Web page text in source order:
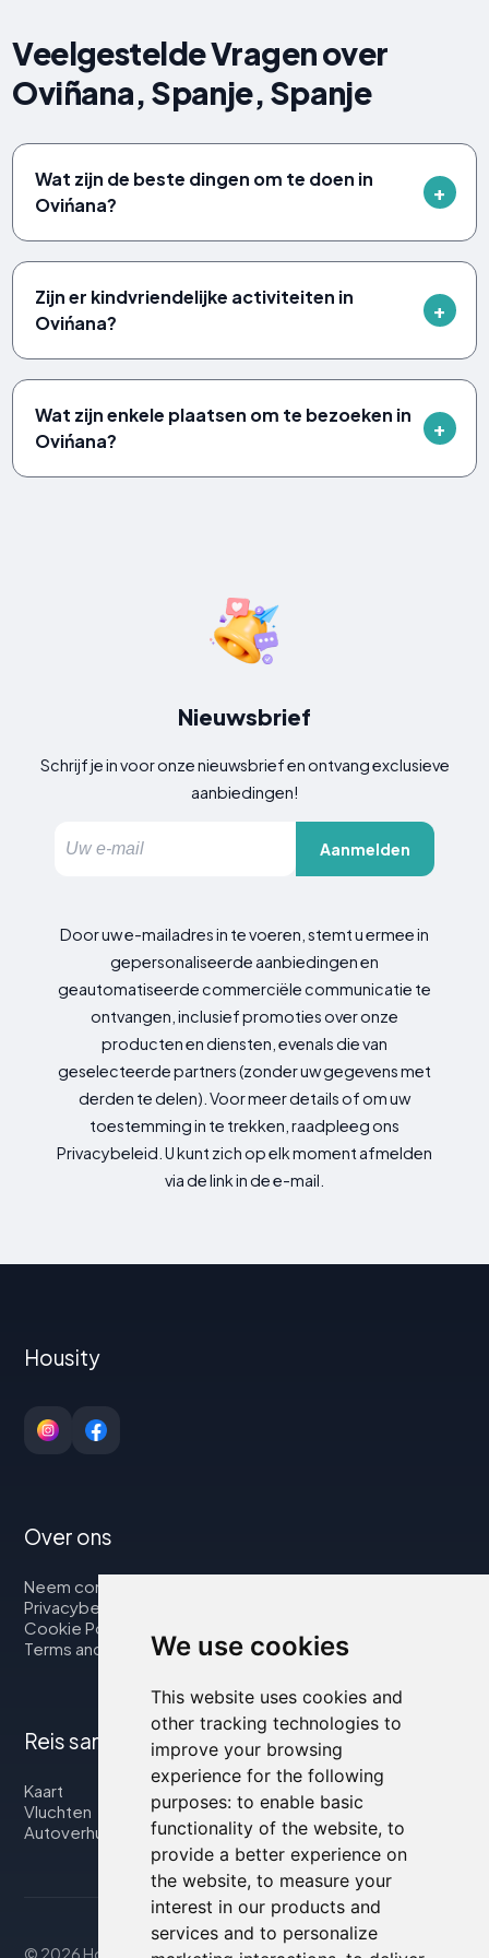
We use cookies
This website uses cookies and
other tracking technologies to
improve your browsing
experience for the following
purposes: to enable basic
functionality of the website, to
provide a better experience on
the website, to measure your
interest in our products and
services and to personalize
Veelgestelde Vragen over
Oviñana, Spanje, Spanje
Wat zijn de beste dingen om te doen in
Ovińana?
Zijn er kindvriendelijke activiteiten in
Ovińana?
Wat zijn enkele plaatsen om te bezoeken in
Ovińana?
Nieuwsbrief
Schrijf je in voor onze nieuwsbrief en ontvang exclusieve
aanbiedingen!
Aanmelden
Door uw e-mailadres in te voeren, stemt u ermee in
gepersonaliseerde aanbiedingen en
geautomatiseerde commerciële communicatie te
ontvangen, inclusief promoties over onze
producten en diensten, evenals die van
geselecteerde partners (zonder uw gegevens met
derden te delen). Voor meer details of om uw
toestemming in te trekken, raadpleeg ons
Privacybeleid. U kunt zich op elk moment afmelden
via de link in de e-mail.
Housity
Over ons
Neem contact op met
Privacybeleid
Cookie Policy
Terms and Conditions
Reis samen met ons
Kaart
Vluchten
Autoverhuur
© 2026 Housity.net